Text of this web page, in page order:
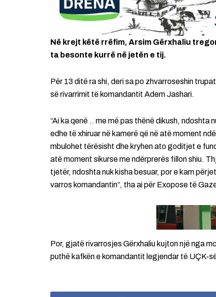
Në krejt këtë rrëfim, Arsim Gërxhaliu
ta besonte kurrë në jetën e tij.
Për 13 ditë ra shi, deri sa po zhvarroseshin
së rivarrimit të komandantit Adem Jashari.
“Ai ka qenë .. me më pas thënë dikush, ndoshta
edhe të xhiruar në kamerë që në atë moment
mbulohet tërësisht dhe kryhen ato goditjet e
atë moment sikurse me ndërprerës fillon shiu.
tjetër, ndoshta nuk kisha besuar, por e kam
varros komandantin”, tha ai për Exopose të
Por, gjatë rivarrosjes Gërxhaliu kujton një nga
puthë kafkën e komandantit legjendar të UÇK-